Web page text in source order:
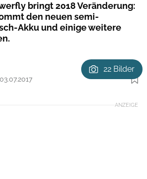
bringt 2018 Veränderung:
den neuen semi-
Akku und einige weitere
Foto: Trek / Milner
22 Bilder
ANZEIGE